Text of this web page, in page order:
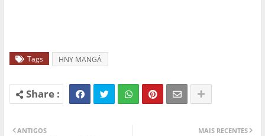
Tags HNY MANGÁ
MAIS RECENTES
ANTIGOS